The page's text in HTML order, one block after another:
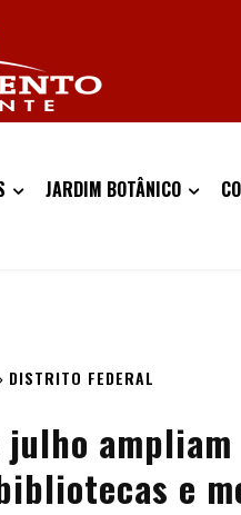
JARDIM BOTÂNICO
DISTRITO FEDERAL
julho
e